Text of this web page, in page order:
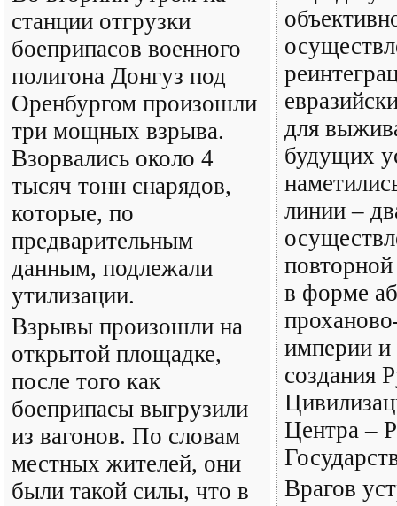
станции отгрузки
боеприпасов военного
полигона Донгуз под
Оренбургом произошли
три мощных взрыва.
Взорвались около 4
тысяч тонн снарядов,
которые, по
предварительным
данным, подлежали
утилизации.
Взрывы произошли на
открытой площадке,
после того как
боеприпасы выгрузили
из вагонов. По словам
местных жителей, они
были такой силы, что в
для
будущих
линии –
в форме
империи
создания
Центра –
Врагов